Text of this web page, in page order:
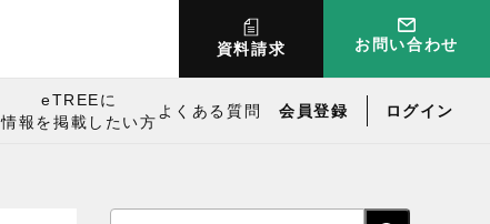
資料請求 お問い合わせ
eTREEに
情報を掲載したい方
よくある質問 会員登録 ログイン